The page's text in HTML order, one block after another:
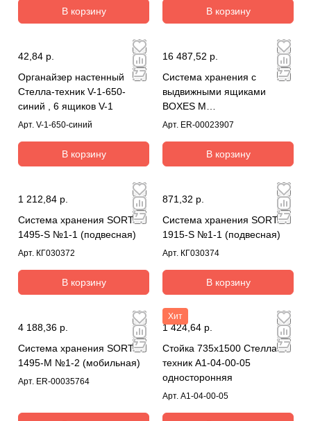
В корзину В корзину
42,84 р.
Органайзер настенный
Стелла-техник V-1-650-
синий , 6 ящиков V-1
Арт. V-1-650-синий
В корзину
16 487,52 р.
Система хранения с
выдвижными ящиками
BOXES M
2000.1500.400.B48
Арт. ER-00023907
В корзину
1 212,84 р.
Система хранения SORTEX
1495-S №1-1 (подвесная)
Арт. КГ030372
В корзину
871,32 р.
Система хранения SORTEX
1915-S №1-1 (подвесная)
Арт. КГ030374
В корзину
4 188,36 р.
Система хранения SORTEX
1495-M №1-2 (мобильная)
Арт. ER-00035764
Хит
1 424,64 р.
Стойка 735х1500 Стелла-
техник А1-04-00-05
односторонняя
Арт. А1-04-00-05